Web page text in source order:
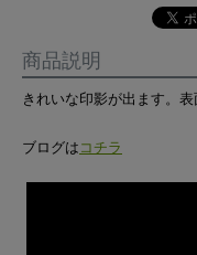
商品説明
きれいな印影が出ます。
ブログは コチラ